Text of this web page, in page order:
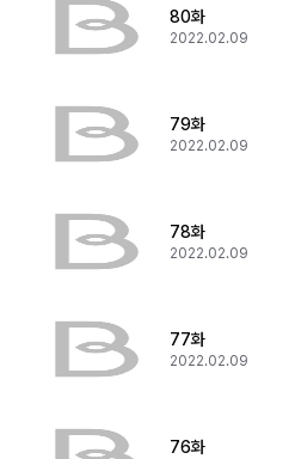
80화
2022.02.09
79화
2022.02.09
78화
2022.02.09
77화
2022.02.09
76화